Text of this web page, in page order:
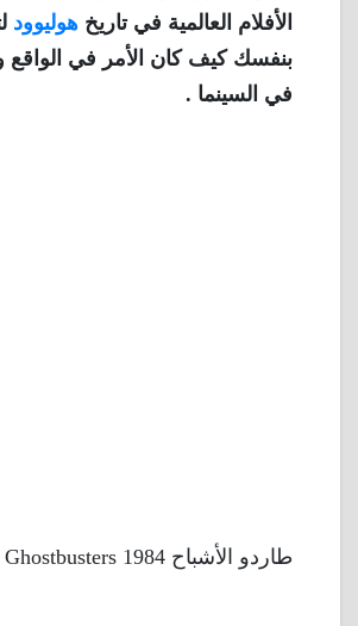
الأفلام العالمية في تاريخ هوليوود
بنفسك كيف كان الأمر في
في السينما .
طاردو الأشباح 1984 Ghostbusters